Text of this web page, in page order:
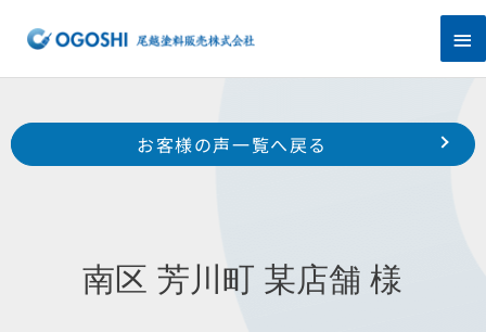
ス
プ
メ
イ
ン
メ
Prev
南区 増楽町 N 様
西区 雄踏町 S 様
お客様の声一覧へ戻る
南区 芳川町 某店舗 様